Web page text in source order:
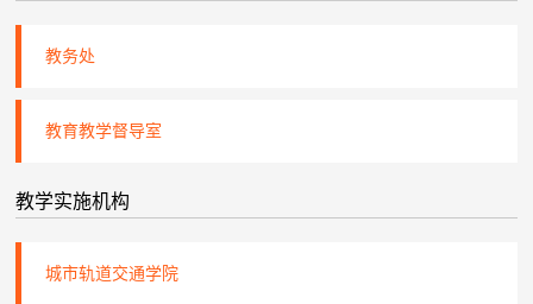
教务处
教育教学督导室
教学实施机构
城市轨道交通学院